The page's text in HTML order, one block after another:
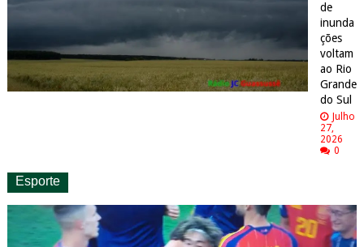
de
inunda
ções
voltam
ao Rio
Grande
do Sul
Julho
27,
2026
0
Esporte